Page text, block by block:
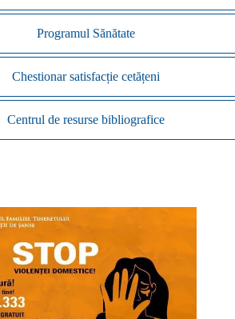
Programul Sănătate
Chestionar satisfacție cetățeni
Centrul de resurse bibliografice